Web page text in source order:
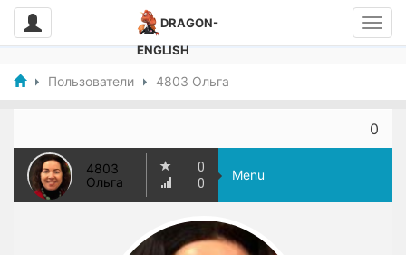
DRAGON-
ENGLISH
Пользователи 4803 Ольга
0
4803
Ольга
0
0
Menu